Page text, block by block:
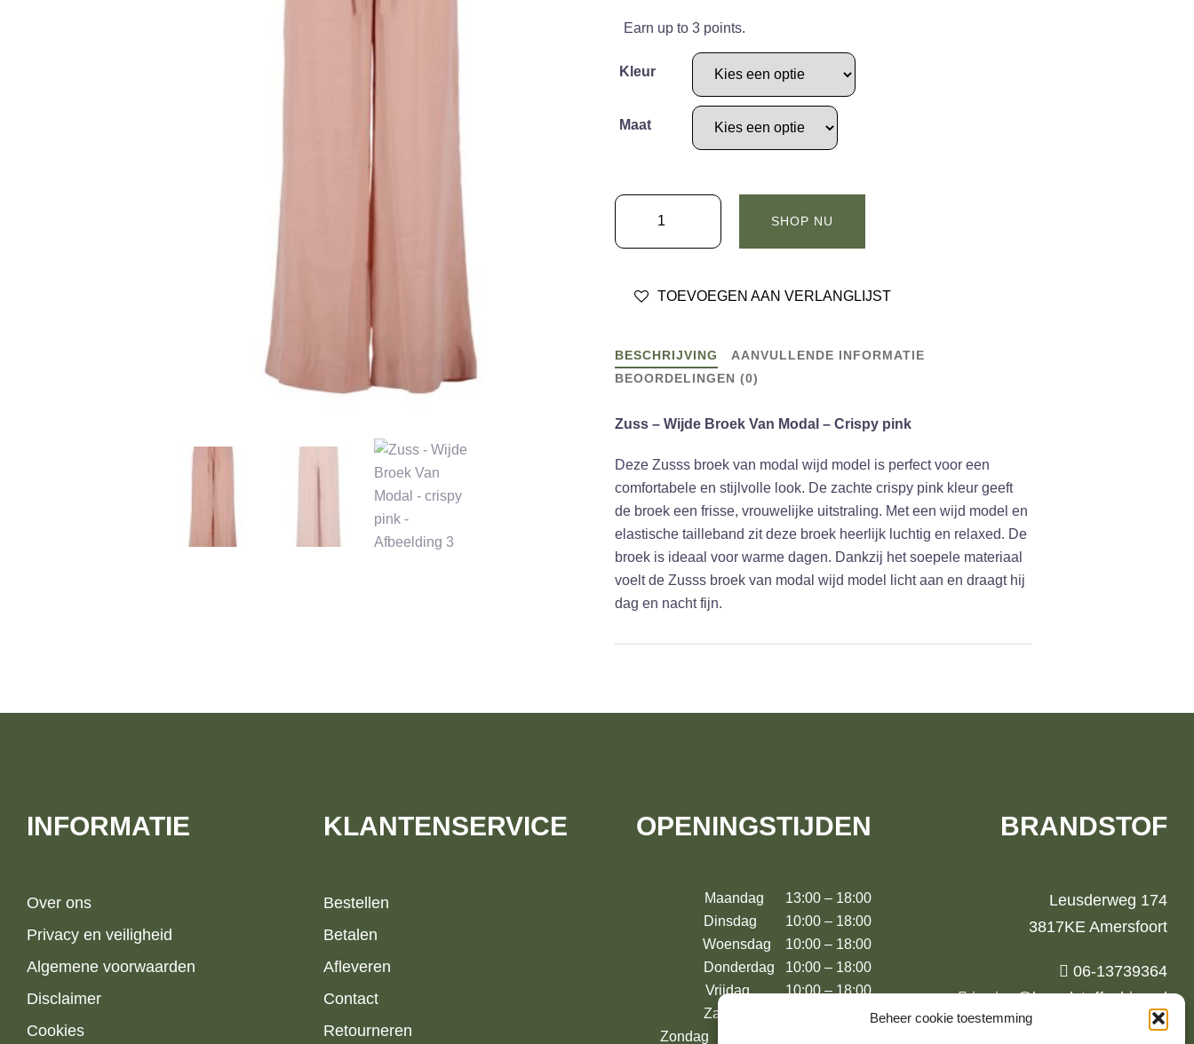
Beheer cookie toestemming
was:
is:
€59,99.
Earn up to 3 points.
Kleur
Maat
Zuss
Wijde
Van
crispy
SHOP NU
TOEVOEGEN AAN VERLANGLIJST
BESCHRIJVING
AANVULLENDE INFORMATIE
BEOORDELINGEN (0)
Zuss – Wijde Broek Van Modal – Crispy pink
Deze Zusss broek van modal wijd model is perfect voor een
comfortabele en stijlvolle look. De zachte crispy pink kleur geeft
de broek een frisse, vrouwelijke uitstraling. Met een wijd model en
elastische tailleband zit deze broek heerlijk luchtig en relaxed. De
broek is ideaal voor warme dagen. Dankzij het soepele materiaal
voelt de Zusss broek van modal wijd model licht aan en draagt hij
dag en nacht fijn.
INFORMATIE
Over ons
Privacy en veiligheid
Algemene voorwaarden
Disclaimer
Cookies
KLANTENSERVICE
Bestellen
Betalen
Afleveren
Contact
Retourneren
OPENINGSTIJDEN
Maandag 13:00 – 18:00
Dinsdag 10:00 – 18:00
Woensdag 10:00 – 18:00
Donderdag 10:00 – 18:00
Vrijdag 10:00 – 18:00
Zaterdag 10:00 – 17:00
Zondag 13:00 – 17:00 (m.u.v.
BRANDSTOF
Leusderweg 174
3817KE Amersfoort
06-13739364
jurrien@brandstoffashion.nl